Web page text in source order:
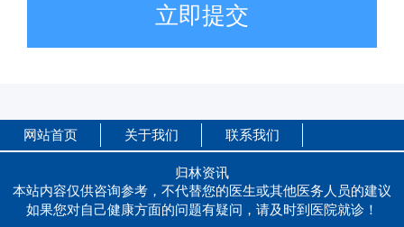
立即提交
网站首页 关于我们 联系我们
归林资讯
本站内容仅供咨询参考，不代替您的医生或其他医务人员的建议
如果您对自己健康方面的问题有疑问，请及时到医院就诊！